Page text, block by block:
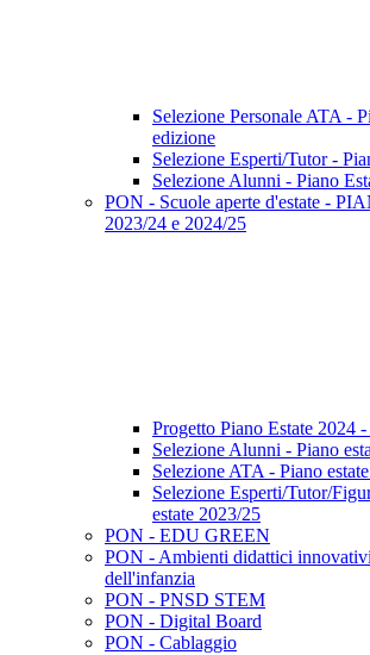
Selezione Personale ATA -
edizione
Selezione Esperti/Tutor -
Selezione Alunni - Piano
PON - Scuole aperte d'estate -
2023/24 e 2024/25
Progetto Piano Estate
Selezione Alunni - Piano
Selezione ATA - Piano
Selezione Esperti/Tutor/
estate 2023/25
PON - EDU GREEN
PON - Ambienti didattici
dell'infanzia
PON - PNSD STEM
PON - Digital Board
PON - Cablaggio